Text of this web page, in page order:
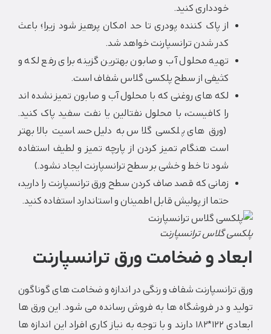
خودداری کنید.
از پاک کننده پودری تا حد امکان پرهیز شود زیرا؛ باعث
کدر شدن ترانسپارنت خواهد شد.
تهیه محلول آب و صابون بهترین گزینه برای رفع لکه و
کثیفی از سطح پلکسی گلاس شفاف است.
لکه های روغنی که با محلول آب و صابون تمیز نشده اند
را کافیست، با محلول نفتالین یا نفت سفید پاک کنید.
(ورق های پلکسی گلاس به دلیل حساسیت بالا بهتر
است هنگام تمیز کردن از پارچه تمیز و لطیف استفاده
شود تا خط و خشی بر سطح ترانسپارنت ایجاد نشود.)
زمانی که قصد صاف کردن سطح ورق ترانسپارنت را دارید،
حتما از پولیش قابل اطمینان و استاندارد استفاده کنید.
گلاس ترانسپارنت
و ضخامت ورق ترانسپارنت
شفاف و رنگی در اندازه و ضخامت های گوناگون
و در فروشگاه ها به فروش رسانده می شود. این ورق ها
ابعادی 122*182 دارند و با توجه به نیاز کاری افراد این اندازه ها